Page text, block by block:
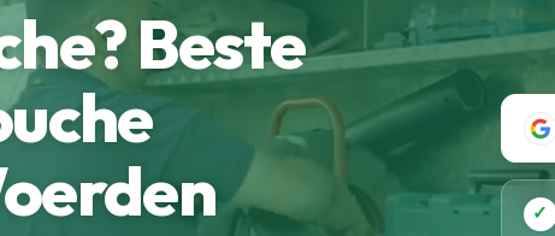
Beste
✓